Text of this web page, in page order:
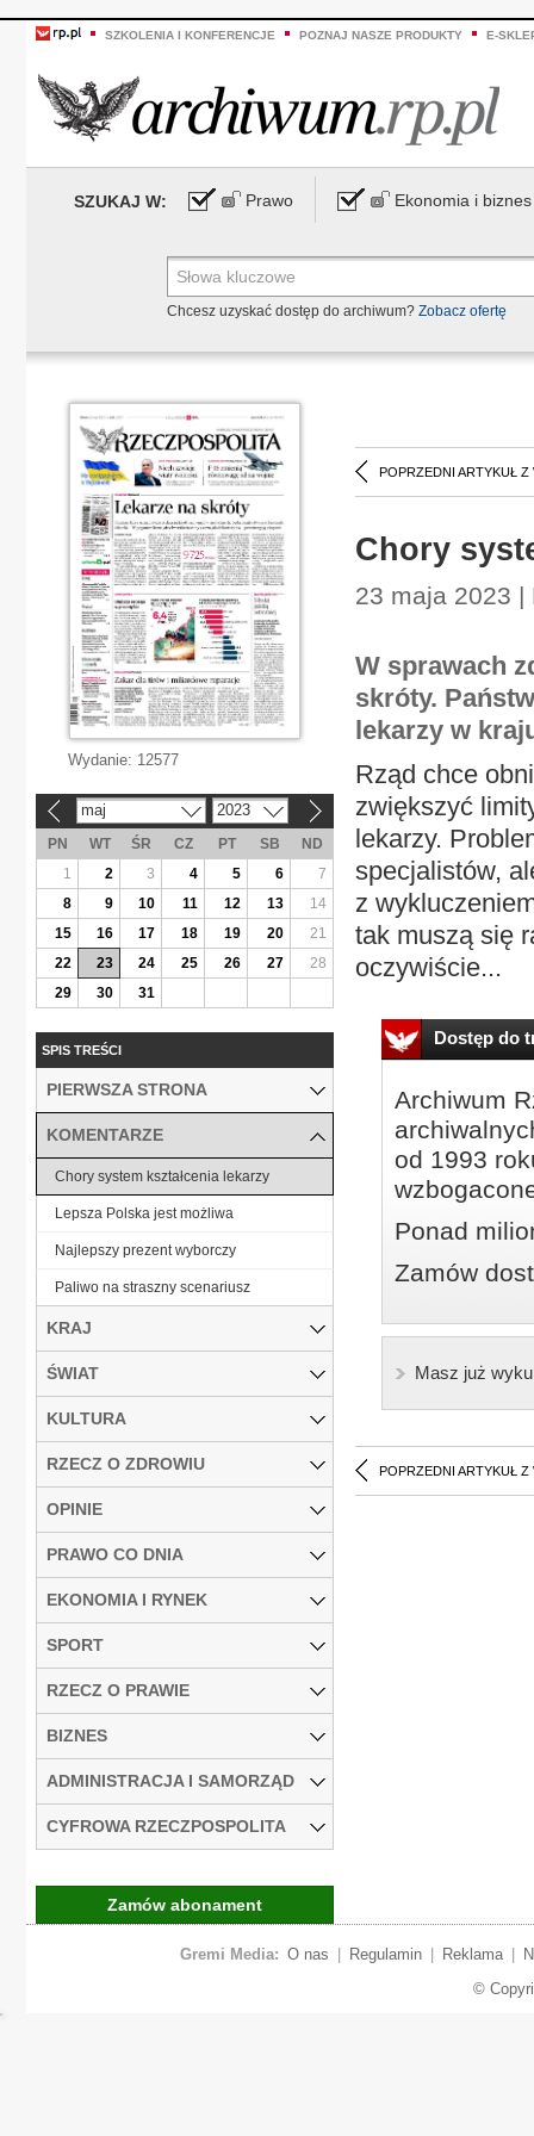
SZKOLENIA I KONFERENCJE POZNAJ NASZE PRODUKTY E-
SZUKAJ W: Prawo Ekonomia i biznes
Chcesz uzyskać dostęp do archiwum? Zobacz ofertę
POPRZEDNI ARTYKUŁ Z
Chory
23 maja 2023 |
W sprawach
skróty.
lekarzy w
Rząd chce
zwiększyć
lekarzy.
specjalistów,
z
tak muszą się
oczywiście...
Dostęp do
Archiwum
od 1993
Ponad
Zamów
Masz już
POPRZEDNI ARTYKUŁ Z
Wydanie: 12577
maj 2023
PN WT ŚR CZ PT SB
ND
1
2 3 4 5 6
7
8
9 10 11 12 13
14
15
16 17 18 19 20
21
22
23 24 25 26 27
28
29
30 31
SPIS TREŚCI
PIERWSZA STRONA
KOMENTARZE
Chory system kształcenia lekarzy
Lepsza Polska jest możliwa
Najlepszy prezent wyborczy
Paliwo na straszny scenariusz
KRAJ
ŚWIAT
KULTURA
RZECZ O ZDROWIU
OPINIE
PRAWO CO DNIA
EKONOMIA I RYNEK
SPORT
RZECZ O PRAWIE
BIZNES
ADMINISTRACJA I SAMORZĄD
CYFROWA RZECZPOSPOLITA
Zamów abonament
Gremi Media: O nas Regulamin Reklama
©